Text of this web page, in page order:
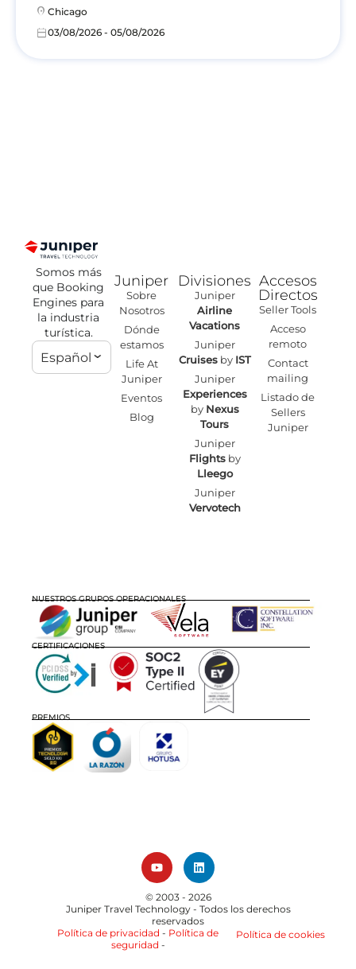
location_on Chicago
calendar_today03/08/2026 - 05/08/2026
Somos más
que Booking
Engines para
la industria
turística.
Español
Juniper
Sobre
Nosotros
Dónde
estamos
Life At
Juniper
Eventos
Blog
Divisiones
Juniper
Airline
Vacations
Juniper
Cruisesby IST
Juniper
Experiences
by Nexus
Tours
Juniper
Flightsby
Lleego
Juniper
Vervotech
Accesos
Directos
Seller Tools
Acceso
remoto
Contact
mailing
Listado de
Sellers
Juniper
NUESTROS GRUPOS OPERACIONALES
CERTIFICACIONES
PREMIOS
© 2003 - 2026
Juniper Travel Technology- Todos los derechos
reservados
Política de privacidad - Política de
seguridad -
Política de cookies